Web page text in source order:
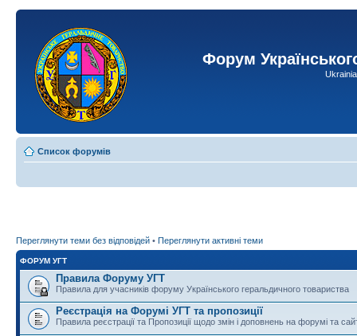
Форум
Список форумів
Переглянути теми без відповідей • Переглянути активні теми
ФОРУМ УГТ
Правила Форуму УГТ
Правила для учасників форуму Українського геральдичного товариства
Реєстрація на Форумі УГТ та пропозиції
Правила реєстрації та Пропозиції щодо змін і доповнень на форумі та